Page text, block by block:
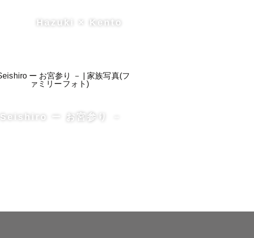
Hazuki × Kento
Seishiro ー お宮参り －